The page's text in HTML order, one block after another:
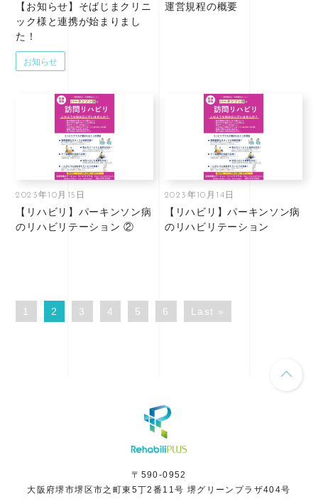
【お知らせ】そばじまクリニ
ック様と連携が始まりまし
た！
お知らせ
運営規程の概要
2023年10月15日
【リハビリ】パーキンソン病
のリハビリテーション ②
2023年10月14日
【リハビリ】パーキンソン病
のリハビリテーション
1 2 3 4 5 6 Last »
〒590-0952
大阪府堺市堺区市之町東5丁2番11号 堺グリーンプラザ404号